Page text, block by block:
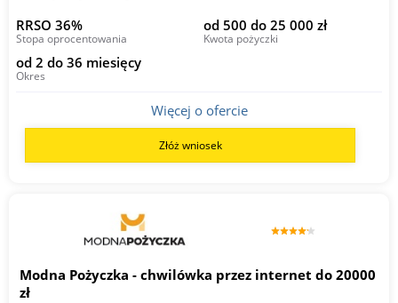
RRSO 36%
Stopa oprocentowania
od 500 do 25 000 zł
Kwota pożyczki
od 2 do 36 miesięcy
Okres
Więcej o ofercie
Złóż wniosek
Modna Pożyczka - chwilówka przez internet do 20000
zł